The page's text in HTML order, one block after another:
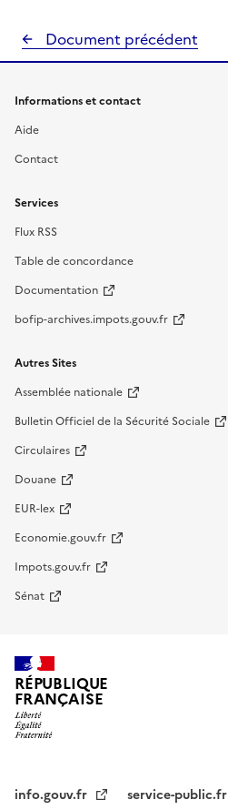
Document précédent
Informations et contact
Aide
Contact
Services
Flux RSS
Table de concordance
Documentation
bofip-archives.impots.gouv.fr
Autres Sites
Assemblée nationale
Bulletin Officiel de la Sécurité Sociale
Circulaires
Douane
EUR-lex
Economie.gouv.fr
Impots.gouv.fr
Sénat
RÉPUBLIQUE
FRANÇAISE
info.gouv.fr service-public.fr